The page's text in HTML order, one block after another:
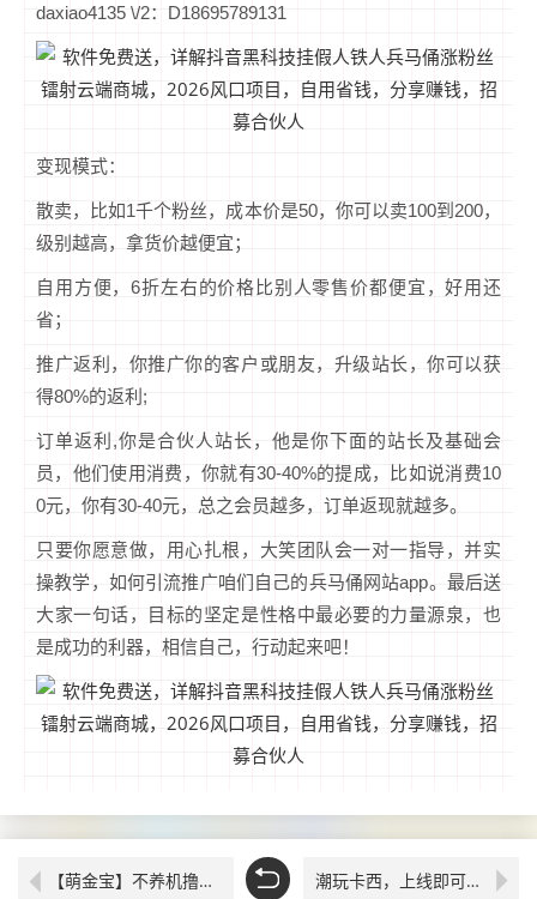
daxiao4135 \/2：D18695789131
变现模式：
散卖，比如1千个粉丝，成本价是50，你可以卖100到200，
级别越高，拿货价越便宜；
自用方便，6折左右的价格比别人零售价都便宜，好用还
省；
推广返利，你推广你的客户或朋友，升级站长，你可以获
得80%的返利;
订单返利,你是合伙人站长，他是你下面的站长及基础会
员，他们使用消费，你就有30-40%的提成，比如说消费10
0元，你有30-40元，总之会员越多，订单返现就越多。
只要你愿意做，用心扎根，大笑团队会一对一指导，并实
操教学，如何引流推广咱们自己的兵马俑网站app。最后送
大家一句话，目标的坚定是性格中最必要的力量源泉，也
是成功的利器，相信自己，行动起来吧！
【萌金宝】不养机撸金币，持续放水 潮玩卡西，上线即可卖出